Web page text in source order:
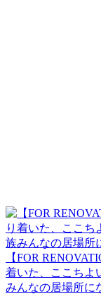
【FOR
着いた、ここちよ
みんなの居場所に